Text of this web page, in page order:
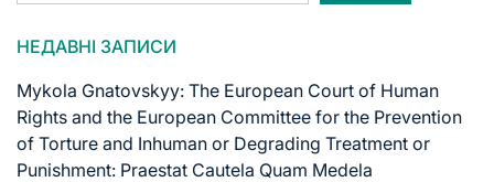
НЕДАВНІ ЗАПИСИ
Mykola Gnatovskyy: The European Court of Human
Rights and the European Committee for the Prevention
of Torture and Inhuman or Degrading Treatment or
Punishment: Praestat Cautela Quam Medela